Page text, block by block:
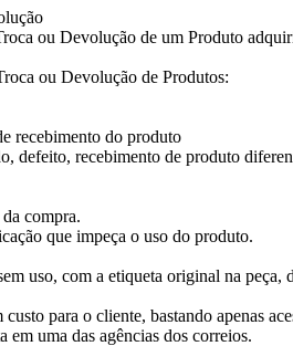
ou Devolução de um Produto
ou Devolução de Produtos:
recebimento do produto
defeito, recebimento de produto
compra.
que impeça o uso do produto.
uso, com a etiqueta original na peça,
custo para o cliente, bastando apenas
em uma das agências dos correios.